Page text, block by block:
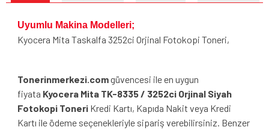
Uyumlu Makina Modelleri;
Kyocera Mita Taskalfa 3252ci Orjinal Fotokopi Toneri,
Tonerinmerkezi.comgüvencesi ile en uygun
fiyata Kyocera Mita TK-8335 / 3252ci Orjinal Siyah
Fotokopi Toneri Kredi Kartı, Kapıda Nakit veya Kredi
Kartı ile ödeme seçenekleriyle sipariş verebilirsiniz. Benzer